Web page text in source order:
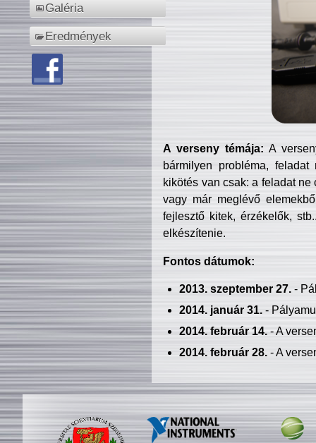
Galéria
Eredmények
A verseny témája: A
bármilyen probléma, feladat
kikötés van csak: a feladat
vagy már meglévő
fejlesztő kitek, érzékelők,
elkészítenie.
Fontos dátumok:
2013. szeptember 27.-
2014. január 31.-
2014. február 14.- A
2014. február 28.- A